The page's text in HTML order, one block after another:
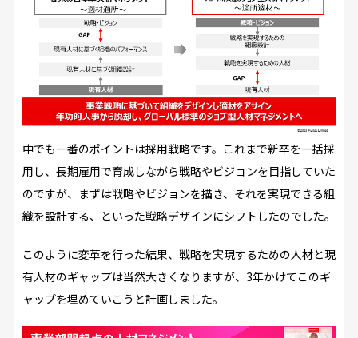
中でも一番のポイントは採用戦略です。これまで新卒を一括採
用し、長期雇用で育成しながら戦略やビジョンを目指していた
のですが、まずは戦略やビジョンを描き、それを実現できる組
織を設計する、といった戦略デザインにシフトしたのでした。
このように変革を行った結果、戦略を実現するための人材と現
有人材のギャップは当然大きくなりますが、3年かけてこのギ
ャップを埋めていこうと計画しました。